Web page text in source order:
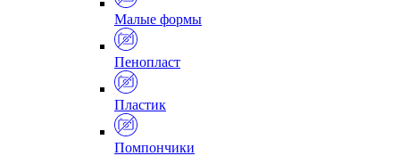
Малые формы
Пенопласт
Пластик
Помпончики